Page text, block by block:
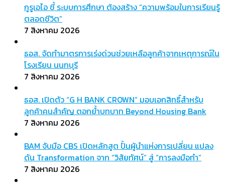
กูรูเอไอ ชี้ ระบบการศึกษา ต้องสร้าง “ความพร้อมในการเรียนรู้
ตลอดชีวิต”
7 สิงหาคม 2026
ธอส. จัดทำมาตรการเร่งด่วนช่วยเหลือลูกค้าจากเหตุการณ์ใน
โรงเรียน นนทบุรี
7 สิงหาคม 2026
ธอส. เปิดตัว “G H BANK CROWN” มอบเอกสิทธิ์สำหรับ
ลูกค้าคนสำคัญ ตอกย้ำบทบาท Beyond Housing Bank
7 สิงหาคม 2026
BAM จับมือ CBS เปิดหลักสูต ปั้นผู้นำแห่งการเปลี่ยน แปลง
ดัน Transformation จาก “วิสัยทัศน์” สู่ “การลงมือทำ”
7 สิงหาคม 2026